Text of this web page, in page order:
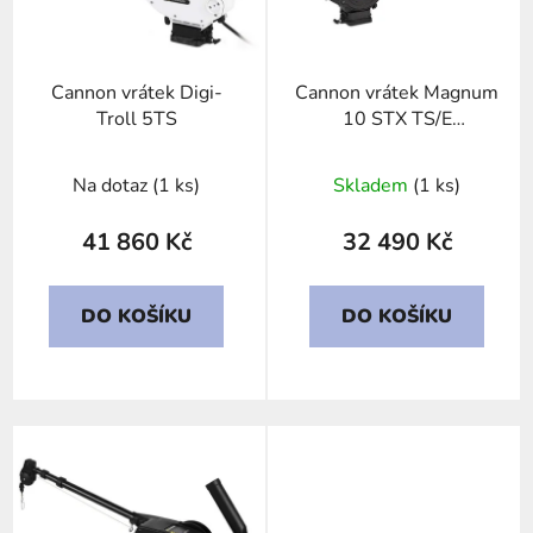
Cannon vrátek Digi-
Troll 5TS
Na dotaz (1 ks)
41 860 Kč
DO KOŠÍKU
Cannon vrátek Magnum
10 STX TS/E
Skladem (1 ks)
32 490 Kč
DO KOŠÍKU